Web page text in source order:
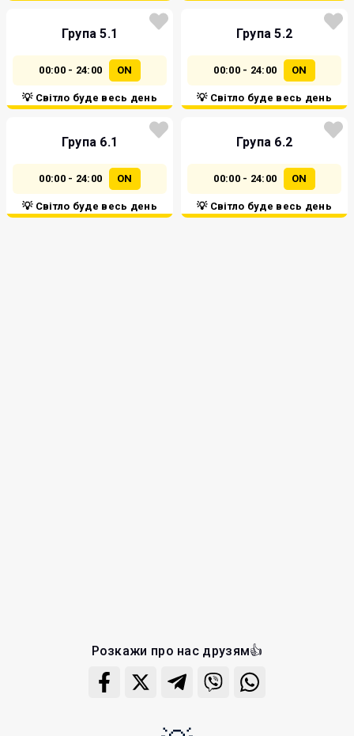
Група 5.1
00:00 - 24:00 ON
💡 Світло буде весь день
Група 5.2
00:00 - 24:00 ON
💡 Світло буде весь день
Група 6.1
00:00 - 24:00 ON
💡 Світло буде весь день
Група 6.2
00:00 - 24:00 ON
💡 Світло буде весь день
Розкажи про нас друзям👍